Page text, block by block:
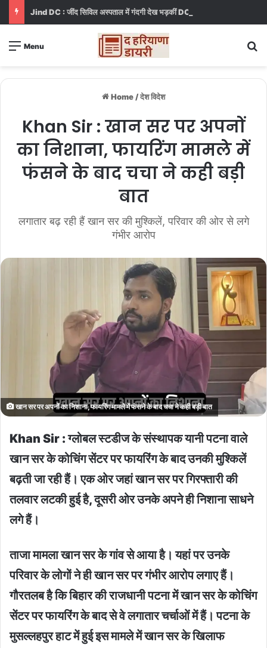
Menu
Home /देश विदेश
Khan Sir : खान सर पर अपनों
का निशाना, फायरिंग मामले में
फंसने के बाद चचा ने कही बड़ी
बात
लगातार बढ़ रही हैं खान सर की मुश्किलें, परिवार की ओर से लगे
गंभीर आरोप
खान सर पर अपनों का निशाना, फायरिंग मामले में फंसने के बाद चचा ने कही बड़ी बात
Khan Sir : ग्लोबल स्टडीज के संस्थापक यानी पटना वाले
खान सर के कोचिंग सेंटर पर फायरिंग के बाद उनकी मुश्किलें
बढ़ती जा रही हैं। एक ओर जहां खान सर पर गिरफ्तारी की
तलवार लटकी हुई है, दूसरी ओर उनके अपने ही निशाना साधने
लगे हैं।
ताजा मामला खान सर के गांव से आया है। यहां पर उनके
परिवार के लोगों ने ही खान सर पर गंभीर आरोप लगाए हैं।
गौरतलब है कि बिहार की राजधानी पटना में खान सर के कोचिंग
सेंटर पर फायरिंग के बाद से वे लगातार चर्चाओं में हैं। पटना के
मुसल्लहपुर हाट में हुई इस मामले में खान सर के खिलाफ